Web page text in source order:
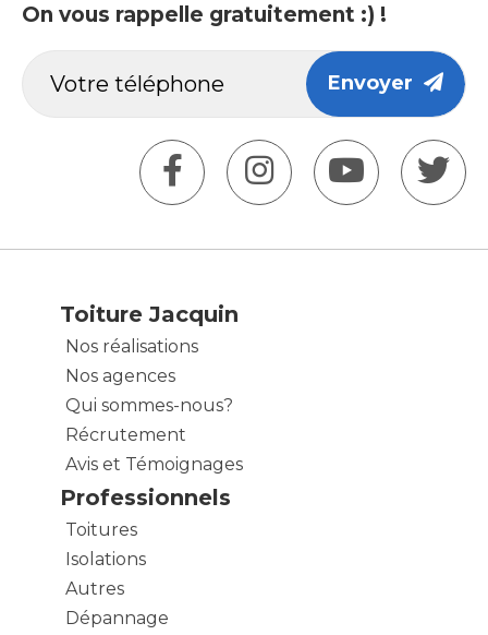
On vous rappelle gratuitement :) !
Envoyer
Toiture Jacquin
Nos réalisations
Nos agences
Qui sommes-nous?
Récrutement
Avis et Témoignages
Professionnels
Toitures
Isolations
Autres
Dépannage